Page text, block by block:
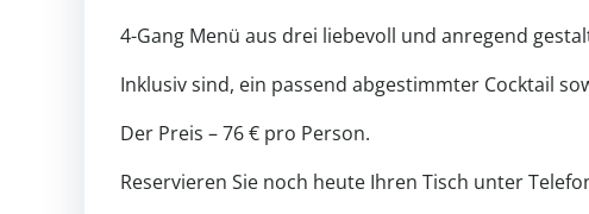
4-Gang Menü aus drei liebevoll und anregend
Inklusiv sind, ein passend abgestimmter Cocktail
Der Preis – 76 € pro Person.
Reservieren Sie noch heute Ihren Tisch unter